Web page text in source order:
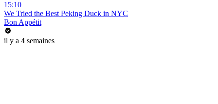
15:10
We Tried the Best Peking Duck in NYC
Bon Appétit
il y a 4 semaines